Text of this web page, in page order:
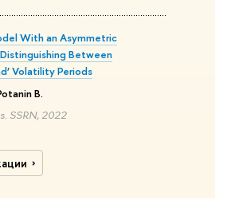
With an Asymmetric
Between
Volatility Periods
B.
SSRN, 2022